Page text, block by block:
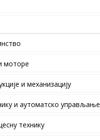
моторе
и механизацију
и аутоматско управљање
технику